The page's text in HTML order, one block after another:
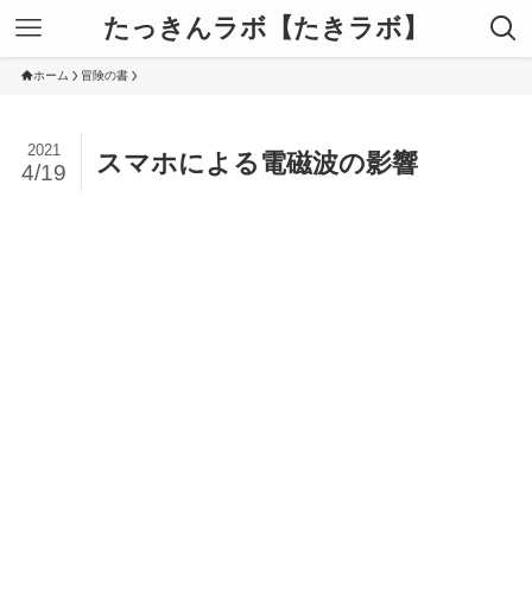
たっきんラボ【たきラボ】
ホーム 冒険の書
スマホによる電磁波の影響
2021
4/19